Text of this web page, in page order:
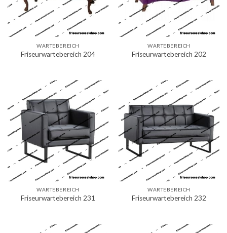
WARTEBEREICH
Friseurwartebereich 204
WARTEBEREICH
Friseurwartebereich 202
WARTEBEREICH
Friseurwartebereich 231
WARTEBEREICH
Friseurwartebereich 232